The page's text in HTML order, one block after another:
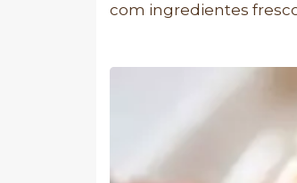
com ingredientes